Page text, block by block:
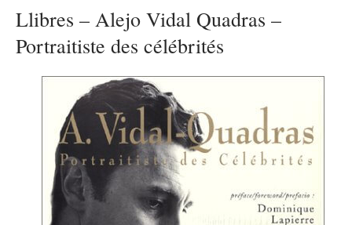
Llibres – Alejo Vidal Quadras –
Portraitiste des célébrités